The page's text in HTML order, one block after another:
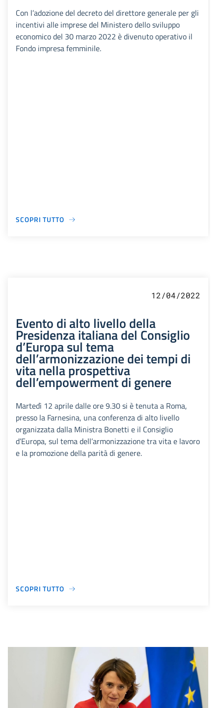
Con l’adozione del decreto del direttore generale per gli
incentivi alle imprese del Ministero dello sviluppo
economico del 30 marzo 2022 è divenuto operativo il
Fondo impresa femminile.
SCOPRI TUTTO
12/04/2022
Evento di alto livello della
Presidenza italiana del Consiglio
d’Europa sul tema
dell’armonizzazione dei tempi di
vita nella prospettiva
dell’empowerment di genere
Martedì 12 aprile dalle ore 9.30 si è tenuta a Roma,
presso la Farnesina, una conferenza di alto livello
organizzata dalla Ministra Bonetti e il Consiglio
d’Europa, sul tema dell’armonizzazione tra vita e lavoro
e la promozione della parità di genere.
SCOPRI TUTTO